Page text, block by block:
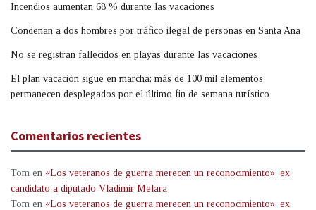
Incendios aumentan 68 % durante las vacaciones
Condenan a dos hombres por tráfico ilegal de personas en Santa Ana
No se registran fallecidos en playas durante las vacaciones
El plan vacación sigue en marcha; más de 100 mil elementos
permanecen desplegados por el último fin de semana turístico
Comentarios recientes
Tom en «Los veteranos de guerra merecen un reconocimiento»: ex
candidato a diputado Vladimir Melara
Tom en «Los veteranos de guerra merecen un reconocimiento»: ex